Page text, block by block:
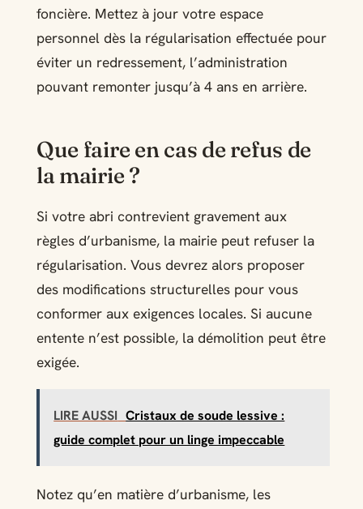
foncière. Mettez à jour votre espace
personnel dès la régularisation effectuée pour
éviter un redressement, l’administration
pouvant remonter jusqu’à 4 ans en arrière.
Que faire en cas de refus de
la mairie ?
Si votre abri contrevient gravement aux
règles d’urbanisme, la mairie peut refuser la
régularisation. Vous devrez alors proposer
des modifications structurelles pour vous
conformer aux exigences locales. Si aucune
entente n’est possible, la démolition peut être
exigée.
LIRE AUSSI Cristaux de soude lessive :
guide complet pour un linge impeccable
Notez qu’en matière d’urbanisme, les